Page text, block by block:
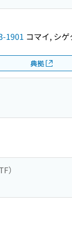
1901 コマイ, シ
典拠
）